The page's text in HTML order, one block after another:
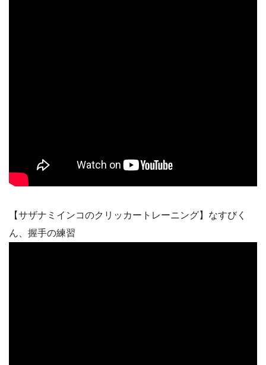
【サザナミインコのクリッカートレーニング】なすびく
ん、握手の練習